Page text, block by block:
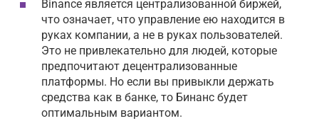
Binance является централизованной биржей,
что означает, что управление ею находится в
руках компании, а не в руках пользователей.
Это не привлекательно для людей, которые
предпочитают децентрализованные
платформы. Но если вы привыкли держать
средства как в банке, то Бинанс будет
оптимальным вариантом.